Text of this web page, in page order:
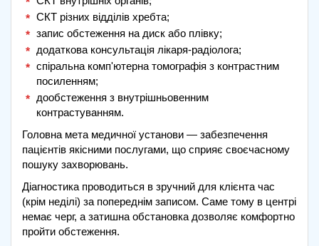
СКТ різних відділів хребта;
запис обстеження на диск або плівку;
додаткова консультація лікаря-радіолога;
спіральна комп'ютерна томографія з контрастним
посиленням;
дообстеження з внутрішньовенним
контрастуванням.
Головна мета медичної установи — забезпечення
пацієнтів якісними послугами, що сприяє своєчасному
пошуку захворювань.
Діагностика проводиться в зручний для клієнта час
(крім неділі) за попереднім записом. Саме тому в центрі
немає черг, а затишна обстановка дозволяє комфортно
пройти обстеження.